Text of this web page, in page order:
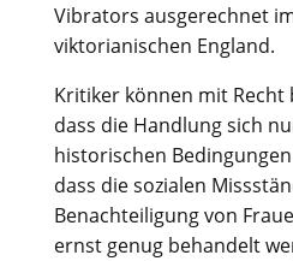
Vibrators ausgerechnet
viktorianischen England.
Kritiker können mit Recht
dass die Handlung sich
historischen Bedingungen
dass die sozialen
Benachteiligung von
ernst genug behandelt